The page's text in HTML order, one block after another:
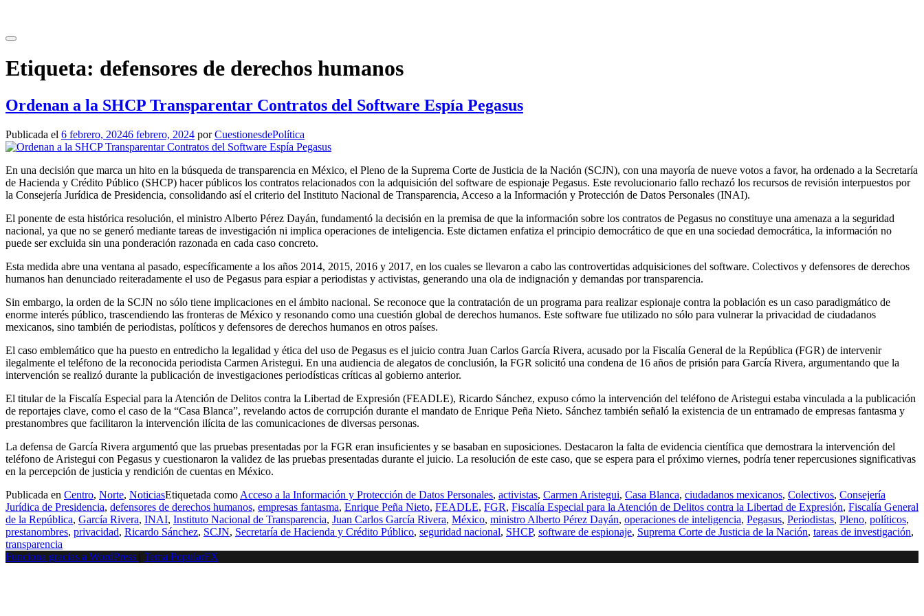
contenido
Etiqueta: defensores de derechos humanos
Ordenan a la SHCP Transparentar Contratos del Software Espía Pegasus
Publicada el 6 febrero, 20246 febrero, 2024 porCuestionesdePolítica
En una decisión que marca un hito en la búsqueda de transparencia en México, el Pleno de la Suprema Corte de Justicia de la Nación (SCJN), con una mayoría de nueve votos a favor, ha ordenado a la Secretaría
de Hacienda y Crédito Público (SHCP) hacer públicos los contratos relacionados con la adquisición del software de espionaje Pegasus. Este revolucionario fallo rechazó los recursos de revisión interpuestos por
la Consejería Jurídica de Presidencia, consolidando así el criterio del Instituto Nacional de Transparencia, Acceso a la Información y Protección de Datos Personales (INAI).
El ponente de esta histórica resolución, el ministro Alberto Pérez Dayán, fundamentó la decisión en la premisa de que la información sobre los contratos de Pegasus no constituye una amenaza a la seguridad
nacional, ya que no se generó mediante tareas de investigación ni implica operaciones de inteligencia. Este dictamen enfatiza el principio democrático de que en una sociedad democrática, la información no
puede ser excluida sin una ponderación razonada en cada caso concreto.
Esta medida abre una ventana al pasado, específicamente a los años 2014, 2015, 2016 y 2017, en los cuales se llevaron a cabo las controvertidas adquisiciones del software. Colectivos y defensores de derechos
humanos han denunciado reiteradamente el uso de Pegasus para espiar a periodistas y activistas, generando una ola de indignación y demandas por transparencia.
Sin embargo, la orden de la SCJN no sólo tiene implicaciones en el ámbito nacional. Se reconoce que la contratación de un programa para realizar espionaje contra la población es un caso paradigmático de
enorme interés público, trascendiendo las fronteras de México y resonando como una cuestión global de derechos humanos. Este software fue utilizado no sólo para vulnerar la privacidad de ciudadanos
mexicanos, sino también de periodistas, políticos y defensores de derechos humanos en otros países.
El caso emblemático que ha puesto en entredicho la legalidad y ética del uso de Pegasus es el juicio contra Juan Carlos García Rivera, acusado por la Fiscalía General de la República (FGR) de intervenir
ilegalmente el teléfono de la reconocida periodista Carmen Aristegui. En una audiencia de alegatos de conclusión, la FGR solicitó una condena de 16 años de prisión para García Rivera, argumentando que la
intervención se realizó durante la publicación de investigaciones periodísticas críticas al gobierno anterior.
El titular de la Fiscalía Especial para la Atención de Delitos contra la Libertad de Expresión (FEADLE), Ricardo Sánchez, expuso cómo la intervención del teléfono de Aristegui estaba vinculada a la publicación
de reportajes clave, como el caso de la “Casa Blanca”, revelando actos de corrupción durante el mandato de Enrique Peña Nieto. Sánchez también señaló la existencia de un entramado de empresas fantasma y
prestanombres que facilitaron la intervención ilícita de las comunicaciones de diversas personas.
La defensa de García Rivera argumentó que las pruebas presentadas por la FGR eran insuficientes y se basaban en suposiciones. Destacaron la falta de evidencia científica que demostrara la intervención del
teléfono de Aristegui con Pegasus y cuestionaron la validez de las pruebas presentadas durante el juicio. La resolución de este caso, que se espera para el próximo viernes, podría tener repercusiones significativas
en la percepción de justicia y rendición de cuentas en México.
Publicada en Centro, Norte, NoticiasEtiquetada como Acceso a la Información y Protección de Datos Personales, activistas, Carmen Aristegui, Casa Blanca, ciudadanos mexicanos, Colectivos, Consejería
Jurídica de Presidencia, defensores de derechos humanos, empresas fantasma, Enrique Peña Nieto, FEADLE, FGR, Fiscalía Especial para la Atención de Delitos contra la Libertad de Expresión, Fiscalía General
de la República, García Rivera, INAI, Instituto Nacional de Transparencia, Juan Carlos García Rivera, México, ministro Alberto Pérez Dayán, operaciones de inteligencia, Pegasus, Periodistas, Pleno, políticos,
prestanombres, privacidad, Ricardo Sánchez, SCJN, Secretaría de Hacienda y Crédito Público, seguridad nacional, SHCP, software de espionaje, Suprema Corte de Justicia de la Nación, tareas de investigación,
transparencia
Funciona gracias a WordPress
Tema PopularFX